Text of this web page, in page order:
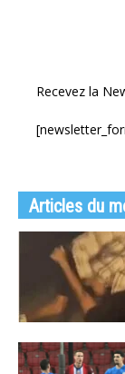
Recevez la
Articles du